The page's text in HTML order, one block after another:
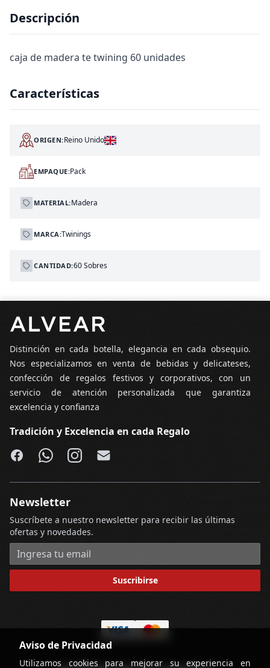
Descripción
caja de madera te twining 60 unidades
Características
ORIGEN:Reino Unido
EMPAQUE:Pack
MATERIAL:Madera
MARCA:Twinings
CANTIDAD:60 Sobres
Aviso de Privacidad
Utilizamos cookies para mejorar su experiencia en
Distinción en cada botella, elegancia en cada obsequio.
Nos especializamos en venta de bebidas y delicateses,
confección de regalos festivos y corporativos, con un
servicio de atención personalizada que garantiza
excelencia y confianza
Tradición y Excelencia en cada Regalo
Facebook
WhatsApp
Instagram
Email
Newsletter
Suscríbete a nuestro newsletter para recibir las últimas
ofertas y novedades.
Dirección de correo electrónico
Suscribirse